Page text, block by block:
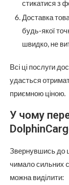
стикатися з
Доставка
будь-якої
швидко, не
Всі ці послуги
удасться
приємною ціною.
У чому
Звернувшись до
чимало сильних
можна виділити: